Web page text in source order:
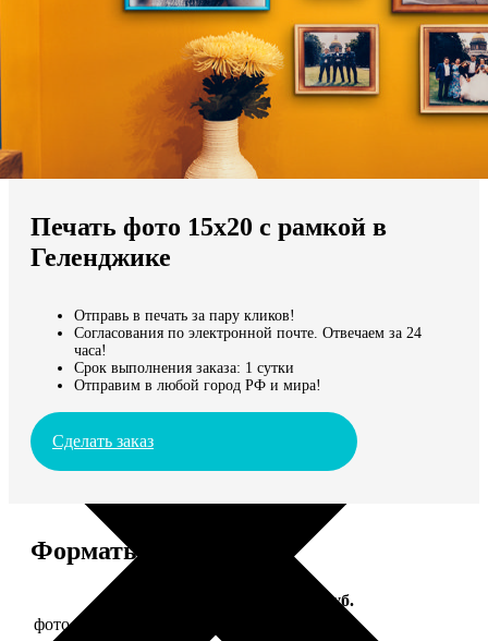
Мы доставляем по всему миру
Продолжить без города
Печать фото 15х20 с рамкой в
Геленджике
Отправь в печать за пару кликов!
Согласования по электронной почте. Отвечаем за 24
часа!
Срок выполнения заказа: 1 сутки
Отправим в любой город РФ и мира!
Сделать заказ
Форматы и цены
Цена, руб.
фото 15х20 в деревянной рамке